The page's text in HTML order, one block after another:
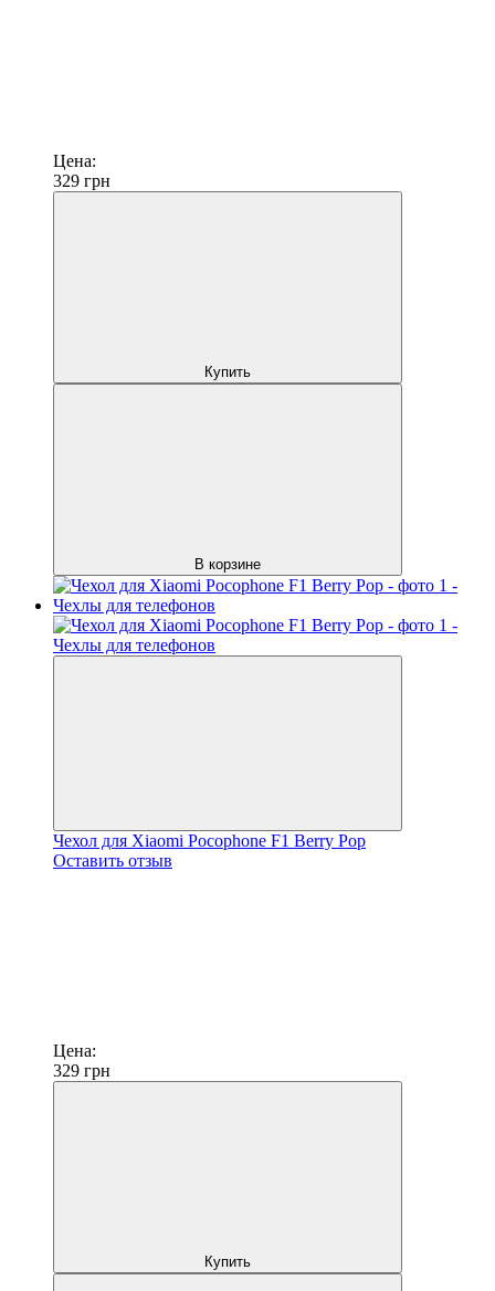
Цена:
329 грн
Купить
В корзине
Чехол для Xiaomi Pocophone F1 Berry Pop
Оставить отзыв
Цена:
329 грн
Купить